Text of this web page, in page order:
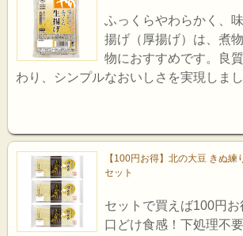
ふっくらやわらかく、
揚げ（厚揚げ）は、煮
物におすすめです。良
わり、シンプルなおいしさを実現しまし
【100円お得】北の大豆 きぬ
セット
セットで買えば100円
口どけ食感！下処理不